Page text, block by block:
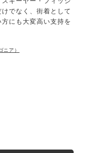
でなく、街着として
にも大変高い支持を
ア）